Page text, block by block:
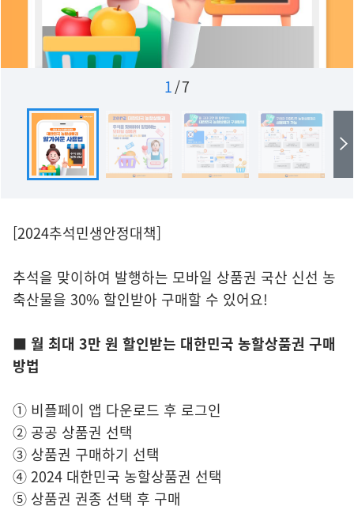
1/7
[2024추석민생안정대책]
추석을 맞이하여 발행하는 모바일 상품권 국산 신선 농
축산물을 30% 할인받아 구매할 수 있어요!
■ 월 최대 3만 원 할인받는 대한민국 농할상품권 구매
방법
① 비플페이 앱 다운로드 후 로그인
② 공공 상품권 선택
③ 상품권 구매하기 선택
④ 2024 대한민국 농할상품권 선택
⑤ 상품권 권종 선택 후 구매